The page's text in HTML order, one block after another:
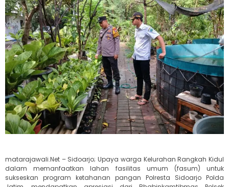
matarajawali.Net – Sidoarjo; Upaya warga Kelurahan Rangkah Kidul
dalam memanfaatkan lahan fasilitas umum (fasum) untuk
sukseskan program ketahanan pangan Polresta Sidoarjo Polda